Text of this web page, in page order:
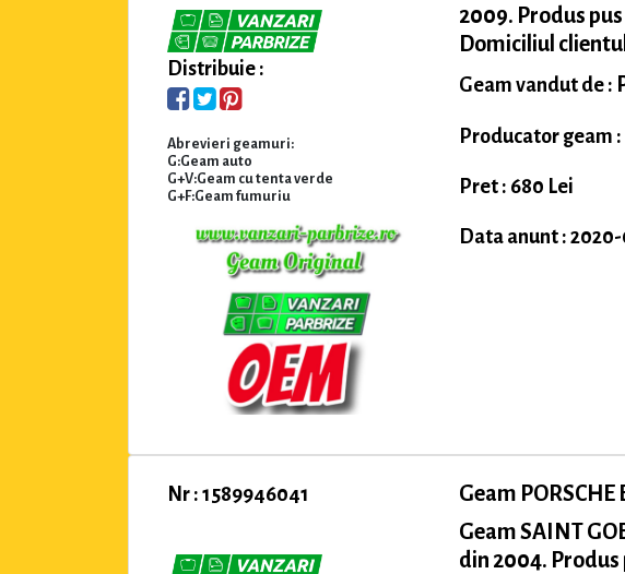
Distribuie :
Abrevieri geamuri:
G:Geam auto
G+V:Geam cu tenta verde
G+F:Geam fumuriu
2009. Produs
Domiciliul
Geam vandut de :
Producator geam
Pret : 680 Lei
Data anunt : 2020-
Nr : 1589946041
Geam PORSCHE
Geam SAINT
din 2004.